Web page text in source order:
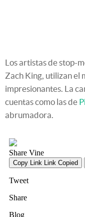
Los artistas de stop-
Zach King, utilizan el
impresionantes. La
cuentas como las de
abrumadora.